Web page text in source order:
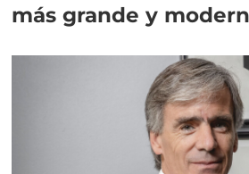
más grande y